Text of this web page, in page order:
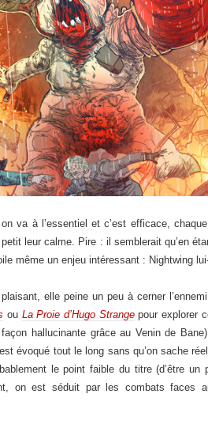
va à l’essentiel et c’est efficace,
leur calme. Pire : il semblerait qu’en
même un enjeu intéressant : Nightwing
elle peine un peu à cerner
ou La Proie d’Hugo Strangepour explorer
hallucinante grâce au Venin de
évoqué tout le long sans qu’on sache
le point faible du titre (d’être
on est séduit par les combats faces